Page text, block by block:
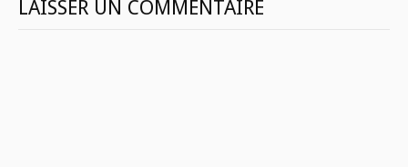
LAISSER UN COMMENTAIRE